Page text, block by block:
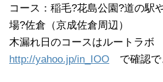
コース：稲毛?花島公園?道の駅
場?佐倉（京成佐倉周辺）
木漏れ日のコースはルートラボ
http://yahoo.jp/in_IOO で確認で